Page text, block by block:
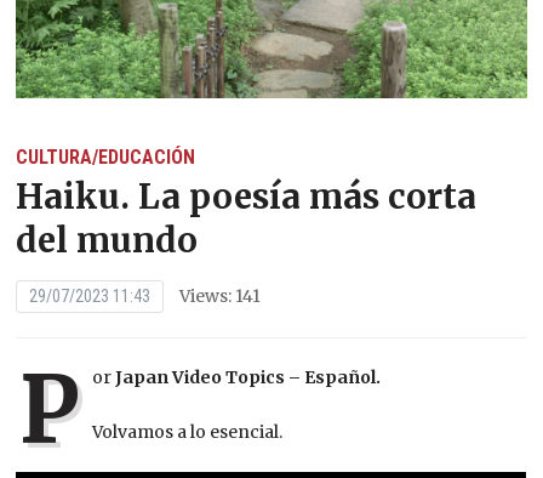
CULTURA/EDUCACIÓN
Haiku. La poesía más corta
del mundo
29/07/2023 11:43 Views: 141
P orJapan Video Topics – Español.
Volvamos a lo esencial.